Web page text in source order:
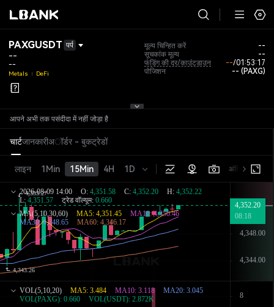
PAXGUSDT पर्प
--
--
Metals DeFi
मूल्य चिन्हित करें
--
सूचकांक मूल्य
--
फंडिंग की दर/काउंटडाउन
--/01:53:17
पोजिशन
-- (PAXG)
आपने अभी तक पसंदीदा में नहीं जोड़ा है
चार्टजानकारीअॉर्डर - बुकट्रेडों
लाइन 1Min 15Min 4H 1D अंतिम मूल्य